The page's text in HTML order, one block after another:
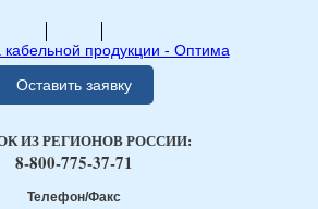
Оставить заявку
Телефон/Факс
ИЗ РЕГИОНОВ РОССИИ:
8-800-775-37-71